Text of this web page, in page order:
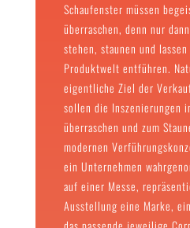
Schaufenster müssen
überraschen, denn nur
stehen, staunen und
Produktwelt entführen.
eigentliche Ziel der
sollen die Inszenierungen
überraschen und zum
modernen
ein Unternehmen
auf einer Messe,
Ausstellung eine Marke,